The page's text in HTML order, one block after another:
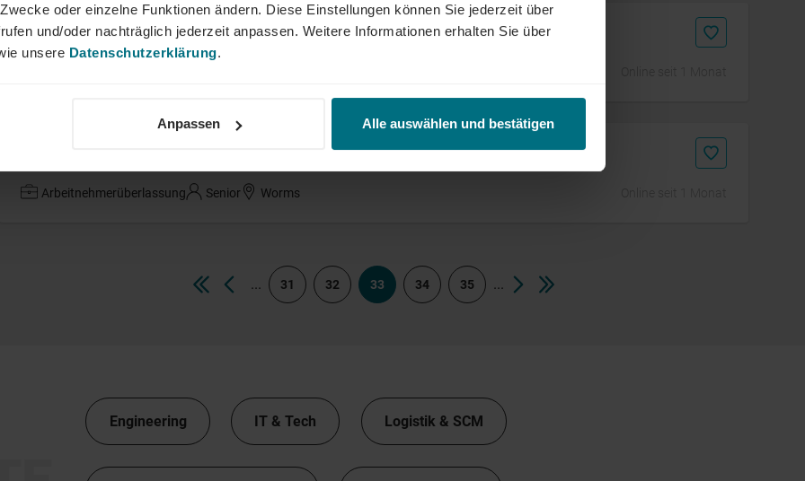
oder einzelne Funktionen ändern. Diese Einstellungen können Sie jederzeit über
und/oder nachträglich jederzeit anpassen. Weitere Informationen erhalten Sie über
unsere Datenschutzerklärung.
Anpassen Alle auswählen und bestätigen
Freileitungsstatiker / Tragwerksingenieur (m/w/d)
Projektleiter (m/w/d) Infrastrukturprojekte
Arbeitnehmerüberlassung Senior Worms
... 31 32 33 34 35 ...
Engineering IT & Tech Logistik & SCM